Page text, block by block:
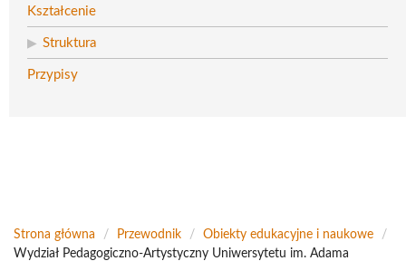
Kształcenie
Struktura
Przypisy
Strona główna / Przewodnik / Obiekty edukacyjne i naukowe
/
Wydział Pedagogiczno-Artystyczny Uniwersytetu im. Adama